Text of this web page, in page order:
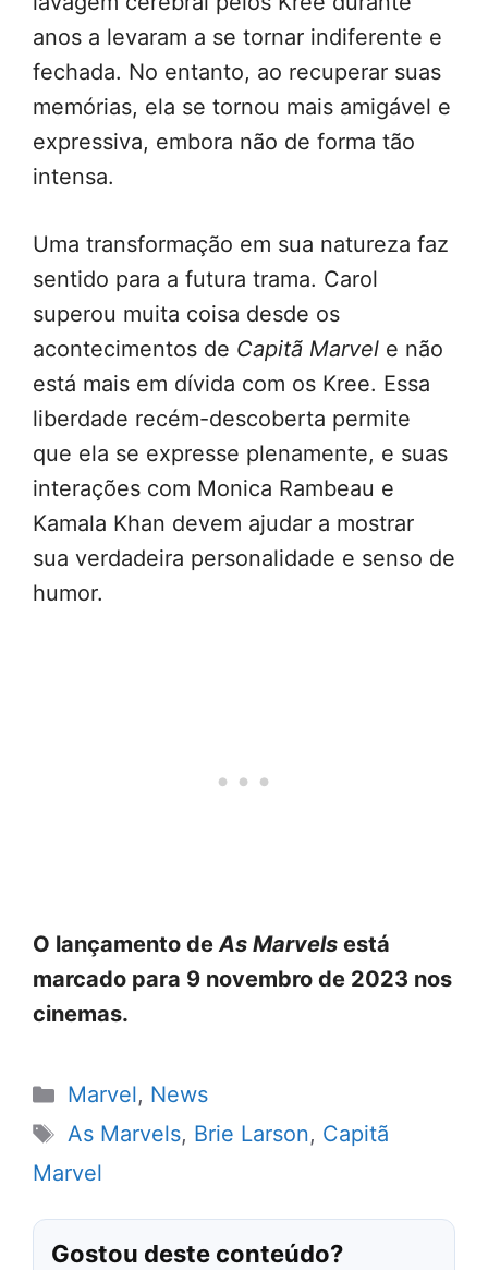
anos a levaram a se tornar indiferente e
fechada. No entanto, ao recuperar suas
memórias, ela se tornou mais amigável e
expressiva, embora não de forma tão
intensa.
Uma transformação em sua natureza faz
sentido para a futura trama. Carol
superou muita coisa desde os
acontecimentos de Capitã Marvel e não
está mais em dívida com os Kree. Essa
liberdade recém-descoberta permite
que ela se expresse plenamente, e suas
interações com Monica Rambeau e
Kamala Khan devem ajudar a mostrar
sua verdadeira personalidade e senso de
humor.
O lançamento deAs Marvels está
marcado para 9 novembro de 2023 nos
cinemas.
Categorias
Marvel, News
Tags
As Marvels, Brie Larson, Capitã
Marvel
Gostou deste conteúdo?